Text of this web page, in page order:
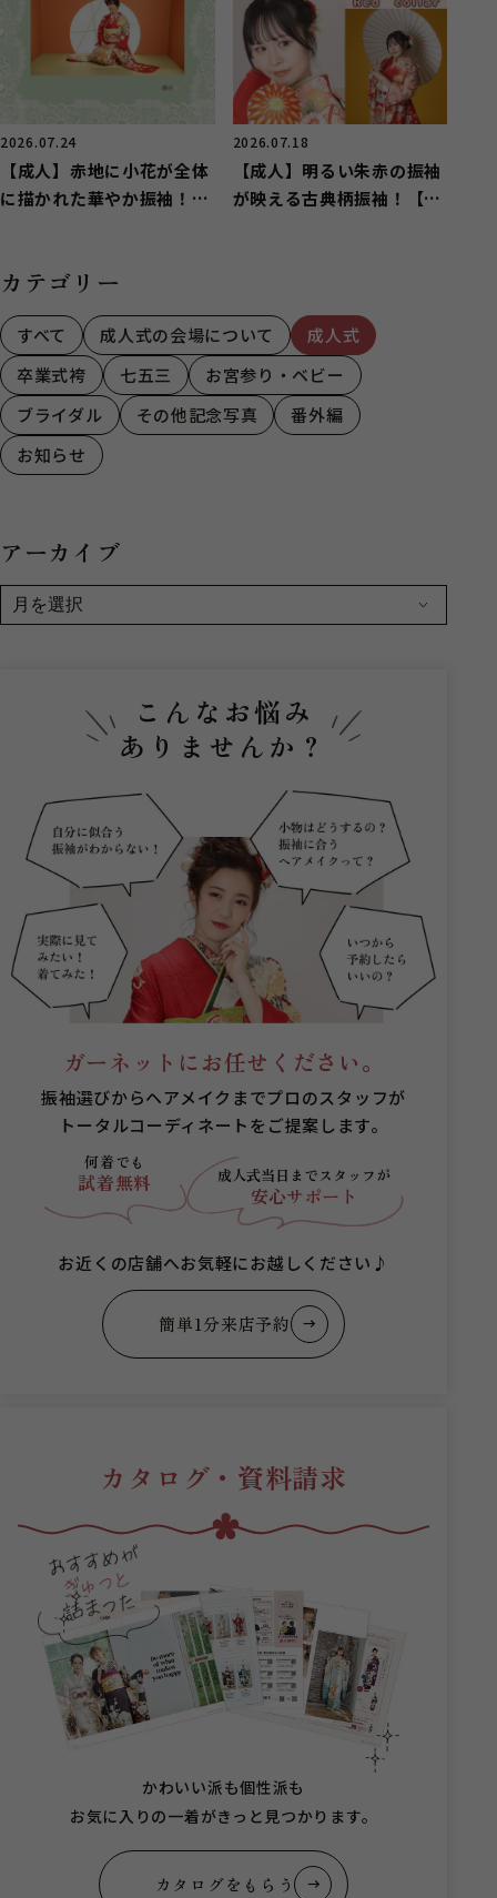
2026.07.24
【成人】赤地に小花が全体
に描かれた華やか振袖！
2026.07.18
【成人】明るい朱赤の振袖
が映える古典柄振袖！【湖
カテゴリー
すべて 成人式の会場について
成人式
卒業式袴
七五三
お宮参り・ベビー
ブライダル
その他記念写真
番外編
お知らせ
アーカイブ
こんなお悩み
ありませんか？
ガーネットにお任せください。
振袖選びからヘアメイクまでプロのスタッフが
トータルコーディネートをご提案します。
何着でも
試着無料 成人式当日までスタッフが
安心サポート
お近くの店舗へお気軽にお越しください♪
簡単1分来店予約
カタログ・資料請求
かわいい派も個性派も
お気に入りの一着がきっと見つかります。
カタログをもらう